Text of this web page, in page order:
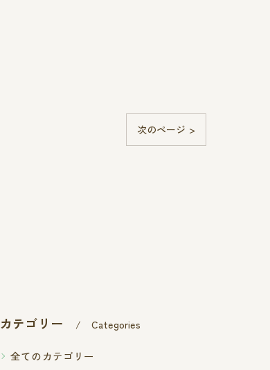
次のページ >
カテゴリー Categories
全てのカテゴリー